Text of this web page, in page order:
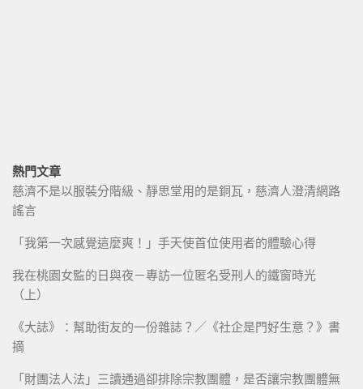
熱門文章
慈濟不是以服裝分階級、靜思堂用的是銅瓦，慈濟人澄清網路
謠言
「我第一次感覺這麼爽！」手天使首位使用者的體驗心得
我在桃園女監的日與夜－專訪一位匿名受刑人的鐵窗時光
（上）
《大誌》：幫助街友的一份雜誌？／《社企是門好生意？》書
摘
「財團法人法」三讀通過卻排除宗教團體，是否讓宗教團體無